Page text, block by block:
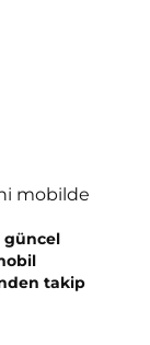
mobilde
güncel
takip